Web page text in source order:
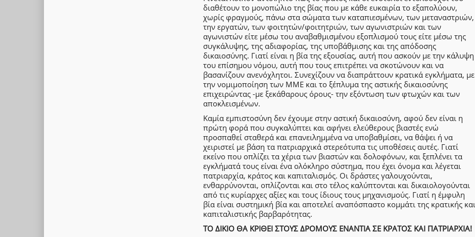
διαθέτουν το μονοπώλιο της βίας που με κάθε ευκαιρία το εξαπολύουν,
χωρίς φραγμούς, πάνω στα σώματα των καταπιεσμένων, των μεταναστριών,
την εργατών, των φοιτητών/φοιτητριών, των αγωνιστριών και των
αγωνιστών είτε μέσω του αναβαθμισμένου εξοπλισμού τους είτε μέσω της
συγκάλυψης, της αδιαφορίας, της υποβάθμισης και της απόδοσης
δικαιοσύνης. Γιατί είναι η βία της εξουσίας, αυτή που ασκούν με την κάλυψη
του επίσημου νόμου, αυτή που τους επιτρέπει να σκοτώνουν και να
βασανίζουν ανενόχλητοι. Συνεχίζουν να διαπράττουν κρατικά εγκλήματα, με
την νομιμοποίηση των ΜΜΕ και το ξέπλυμα της αστικής δικαιοσύνης
επιχειρώντας -με ξεκάθαρους όρους- την εξόντωση των φτωχών και των
αποκλεισμένων.
Καμία εμπιστοσύνη δεν έχουμε στην αστική δικαιοσύνη, αφού δεν είναι η
πρώτη φορά που συγκαλύπτει και αφήνει ελεύθερους βιαστές ενώ
προσπαθεί σταθερά και επανειλημμένα να υποβαθμίσει, να θάψει ή να
χειριστεί με βάση τα πατριαρχικά στερεότυπα τις υποθέσεις αυτές. Γιατί
εκείνο που οπλίζει τα χέρια των βιαστών και δολοφόνων, και ξεπλένει τα
εγκλήματά τους είναι ένα ολόκληρο σύστημα, που έχει όνομα και λέγεται
πατριαρχία, κράτος και καπιταλισμός. Οι δράστες γαλουχούνται,
ενθαρρύνονται, οπλίζονται και στο τέλος καλύπτονται και δικαιολογούνται
από τις κυρίαρχες αξίες και τους ίδιους τους μηχανισμούς. Γιατί η έμφυλη
βία είναι συστημική βία και αποτελεί αναπόσπαστο κομμάτι της κρατικής και
καπιταλιστικής βαρβαρότητας.
ΤΟ ΔΙΚΙΟ ΘΑ ΚΡΙΘΕΙ ΣΤΟΥΣ ΔΡΟΜΟΥΣ ΕΝΑΝΤΙΑ ΣΕ ΚΡΑΤΟΣ ΚΑΙ ΠΑΤΡΙΑΡΧΙΑ!